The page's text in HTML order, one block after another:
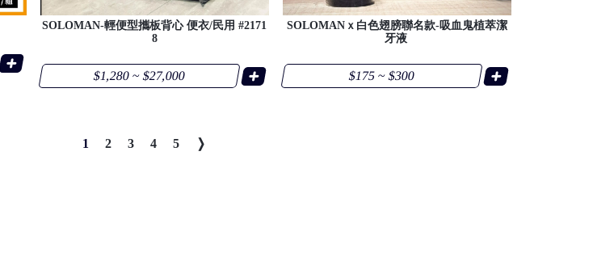
SOLOMAN-輕便型攜板背心 便衣/民用 #2171
8
$1,280 ~ $27,000
SOLOMANｘ白色翅膀聯名款-吸血鬼植萃潔
牙液
$175 ~ $300
1 2 3 4 5